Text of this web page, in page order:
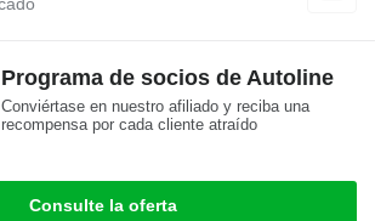
Programa de socios de Autoline
Conviértase en nuestro afiliado y reciba una
recompensa por cada cliente atraído
Consulte la oferta